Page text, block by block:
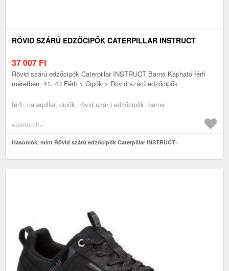
RÖVID SZÁRÚ EDZŐCIPŐK CATERPILLAR INSTRUCT
37 007 Ft
Rövid szárú edzőcipők Caterpillar INSTRUCT Barna Kapható férfi
méretben. 41, 43 Férfi > Cipők > Rövid szárú edzőcipők
férfi, caterpillar, cipők, rövid szárú edzőcipők, barna
spartoo.hu
Hasonlók, mint Rövid szárú edzőcipők Caterpillar INSTRUCT